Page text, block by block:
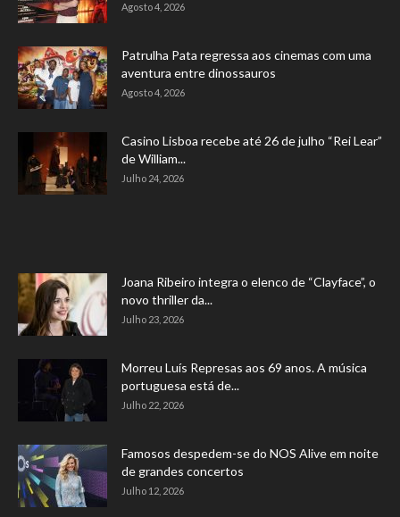
Agosto 4, 2026
Patrulha Pata regressa aos cinemas com uma
aventura entre dinossauros
Agosto 4, 2026
Casino Lisboa recebe até 26 de julho “Rei Lear”
de William...
Julho 24, 2026
Joana Ribeiro integra o elenco de “Clayface”, o
novo thriller da...
Julho 23, 2026
Morreu Luís Represas aos 69 anos. A música
portuguesa está de...
Julho 22, 2026
Famosos despedem-se do NOS Alive em noite
de grandes concertos
Julho 12, 2026